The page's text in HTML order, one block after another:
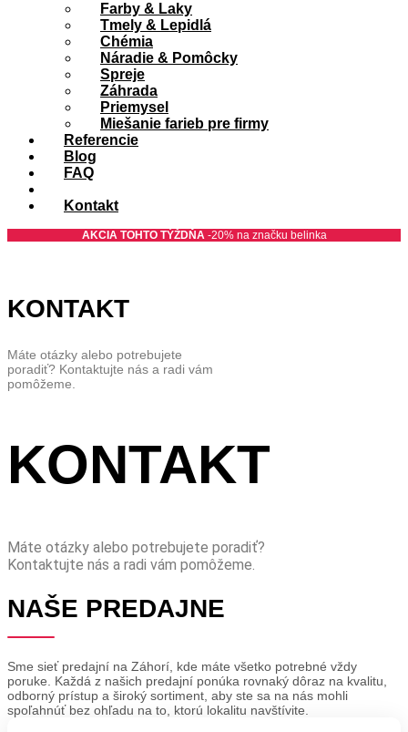
Farby & Laky
Tmely & Lepidlá
Chémia
Náradie & Pomôcky
Spreje
Záhrada
Priemysel
Miešanie farieb pre firmy
Referencie
Blog
FAQ
Kontakt
AKCIA TOHTO TÝŽDŇA -20% na značku belinka
KONTAKT
Máte otázky alebo potrebujete
poradiť? Kontaktujte nás a radi vám
pomôžeme.
KONTAKT
Máte otázky alebo potrebujete poradiť?
Kontaktujte nás a radi vám pomôžeme.
NAŠE PREDAJNE
Sme sieť predajní na Záhorí, kde máte všetko potrebné vždy
poruke. Každá z našich predajní ponúka rovnaký dôraz na kvalitu,
odborný prístup a široký sortiment, aby ste sa na nás mohli
spoľahnúť bez ohľadu na to, ktorú lokalitu navštívite.